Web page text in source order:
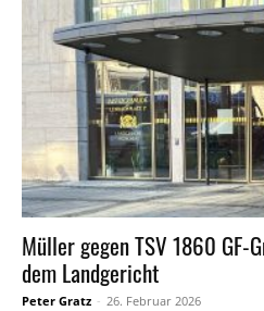
Müller gegen TSV 1860 GF-
dem Landgericht
Peter Gratz - 26. Februar 2026